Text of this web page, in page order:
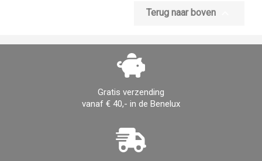
Terug naar boven
Gratis verzending
vanaf € 40,- in de Benelux